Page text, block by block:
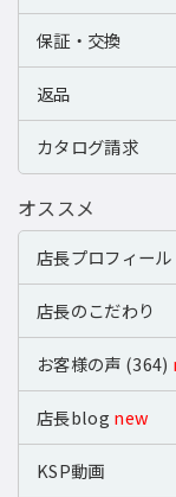
保証・交換
返品
カタログ請求
オススメ
店長プロフィール
店長のこだわり
お客様の声 (364)
店長blog new
KSP動画